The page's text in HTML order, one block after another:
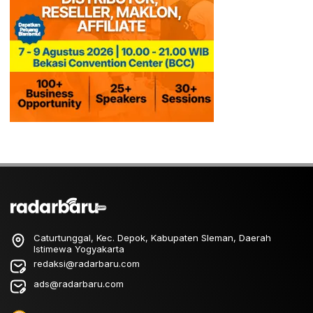
Caturtunggal, Kec. Depok, Kabupaten Sleman, Daerah
Istimewa Yogyakarta
redaksi@radarbaru.com
ads@radarbaru.com